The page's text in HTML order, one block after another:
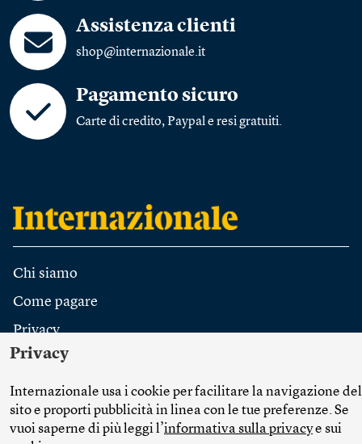
Privacy
Internazionale usa i cookie per facilitare la navigazione del
sito e proporti pubblicità in linea con le tue preferenze. Se
vuoi saperne di più leggi l’informativa sulla privacye sui
Assistenza clienti
shop@internazionale.it
Pagamento sicuro
Carte di credito, Paypal e resi gratuiti.
posta@internazionale.it
Chi siamo
Come pagare
Privacy
Spedizioni
Contatti